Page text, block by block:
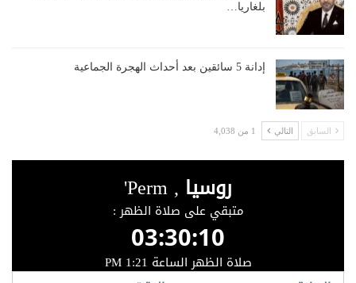
بلغاريا…
إدانة 5 سائقين بعد أحداث الهجرة الجماعية
السابق التالي 1 من 4,038